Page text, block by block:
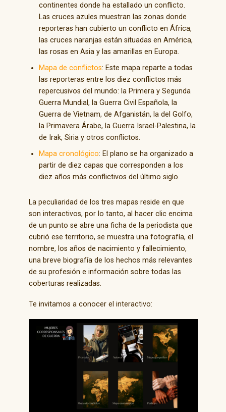
continentes donde ha estallado un conflicto.
Las cruces azules muestran las zonas donde
reporteras han cubierto un conflicto en África,
las cruces naranjas están situadas en América,
las rosas en Asia y las amarillas en Europa.
Mapa de conflictos: Este mapa reparte a todas
las reporteras entre los diez conflictos más
repercusivos del mundo: la Primera y Segunda
Guerra Mundial, la Guerra Civil Española, la
Guerra de Vietnam, de Afganistán, la del Golfo,
la Primavera Árabe, la Guerra Israel-Palestina, la
de Irak, Siria y otros conflictos.
Mapa cronológico: El plano se ha organizado a
partir de diez capas que corresponden a los
diez años más conflictivos del último siglo.
La peculiaridad de los tres mapas reside en que
son interactivos, por lo tanto, al hacer clic encima
de un punto se abre una ficha de la periodista que
cubrió ese territorio, se muestra una fotografía, el
nombre, los años de nacimiento y fallecimiento,
una breve biografía de los hechos más relevantes
de su profesión e información sobre todas las
coberturas realizadas.
Te invitamos a conocer el interactivo: